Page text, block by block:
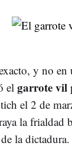
y no
el garrote vil
el 2 de
la frialdad
la dictadura.